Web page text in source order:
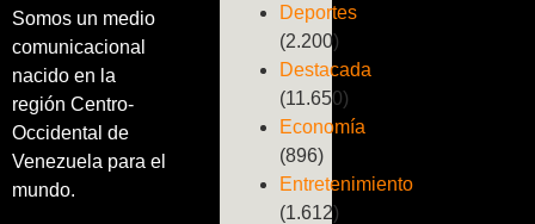
Somos un medio
comunicacional
nacido en la
región Centro-
Occidental de
Venezuela para el
mundo.
Deportes
(2.200)
Destacada
(11.650)
Economía
(896)
Entretenimiento
(1.612)